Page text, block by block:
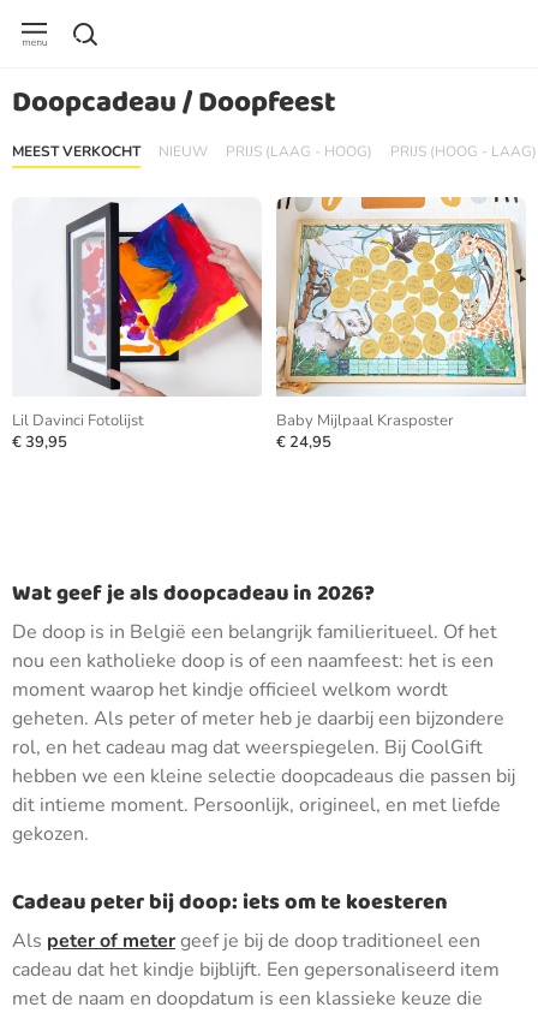
Doopcadeau / Doopfeest
MEEST VERKOCHT NIEUW PRIJS (LAAG - HOOG) PRIJS (HOOG - LAAG)
Lil Davinci Fotolijst
€ 39,95
Baby Mijlpaal Krasposter
€ 24,95
Wat geef je als doopcadeau in 2026?
De doop is in België een belangrijk familieritueel. Of het
nou een katholieke doop is of een naamfeest: het is een
moment waarop het kindje officieel welkom wordt
geheten. Als peter of meter heb je daarbij een bijzondere
rol, en het cadeau mag dat weerspiegelen. Bij CoolGift
hebben we een kleine selectie doopcadeaus die passen bij
dit intieme moment. Persoonlijk, origineel, en met liefde
gekozen.
Cadeau peter bij doop: iets om te koesteren
Als peter of metergeef je bij de doop traditioneel een
cadeau dat het kindje bijblijft. Een gepersonaliseerd item
met de naam en doopdatum is een klassieke keuze die